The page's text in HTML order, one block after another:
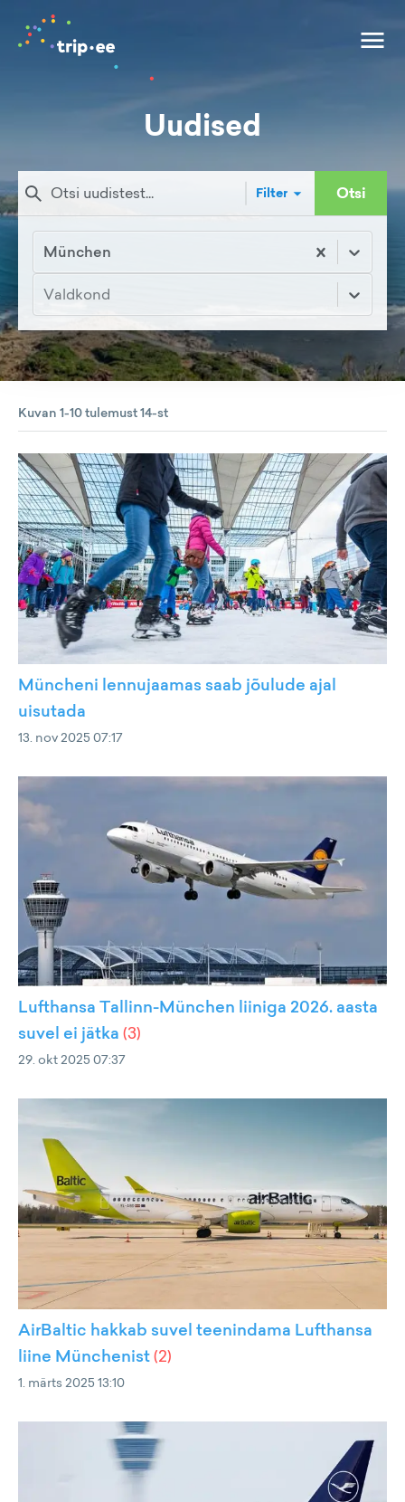
Uudised
Filter Otsi
München
Valdkond
Kuvan 1-10 tulemust 14-st
Müncheni lennujaamas saab jõulude ajal
uisutada
13. nov 2025 07:17
Lufthansa Tallinn-München liiniga 2026. aasta
suvel ei jätka (3)
29. okt 2025 07:37
AirBaltic hakkab suvel teenindama Lufthansa
liine Münchenist(2)
1. märts 2025 13:10